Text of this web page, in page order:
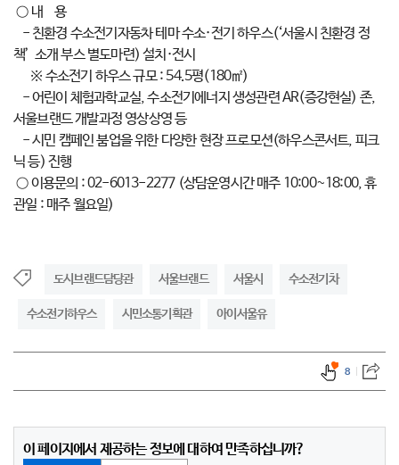
○ 내 용
- 친환경 수소전기자동차 테마 수소·전기 하우스(‘서울시 친환경 정
책’ 소개 부스 별도마련) 설치·전시
※ 수소전기 하우스 규모 : 54.5평(180㎡)
- 어린이 체험과학교실, 수소전기에너지 생성관련 AR(증강현실) 존,
서울브랜드 개발과정 영상상영 등
- 시민 캠페인 붐업을 위한 다양한 현장 프로모션(하우스콘서트, 피크
닉 등) 진행
○ 이용문의 : 02-6013-2277 (상담운영시간 매주 10:00~18:00, 휴
관일 : 매주 월요일)
도시브랜드담당관 서울브랜드 서울시 수소전기차
수소전기하우스 시민소통기획관 아이서울유
8
이 페이지에서 제공하는 정보에 대하여 만족하십니까?